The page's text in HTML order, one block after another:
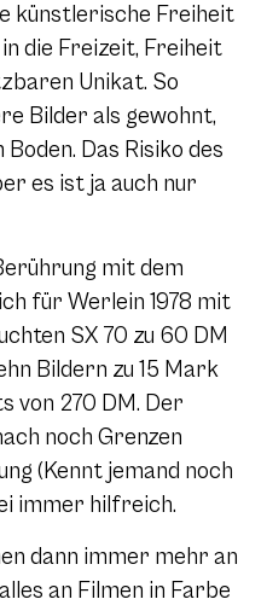
künstlerische Freiheit
die Freizeit, Freiheit
Unikat. So
Bilder als gewohnt,
Das Risiko des
es ist ja auch nur
mit dem
für Werlein 1978 mit
SX 70 zu 60 DM
Bildern zu 15 Mark
von 270 DM. Der
noch Grenzen
(Kennt jemand noch
immer hilfreich.
dann immer mehr an
an Filmen in Farbe